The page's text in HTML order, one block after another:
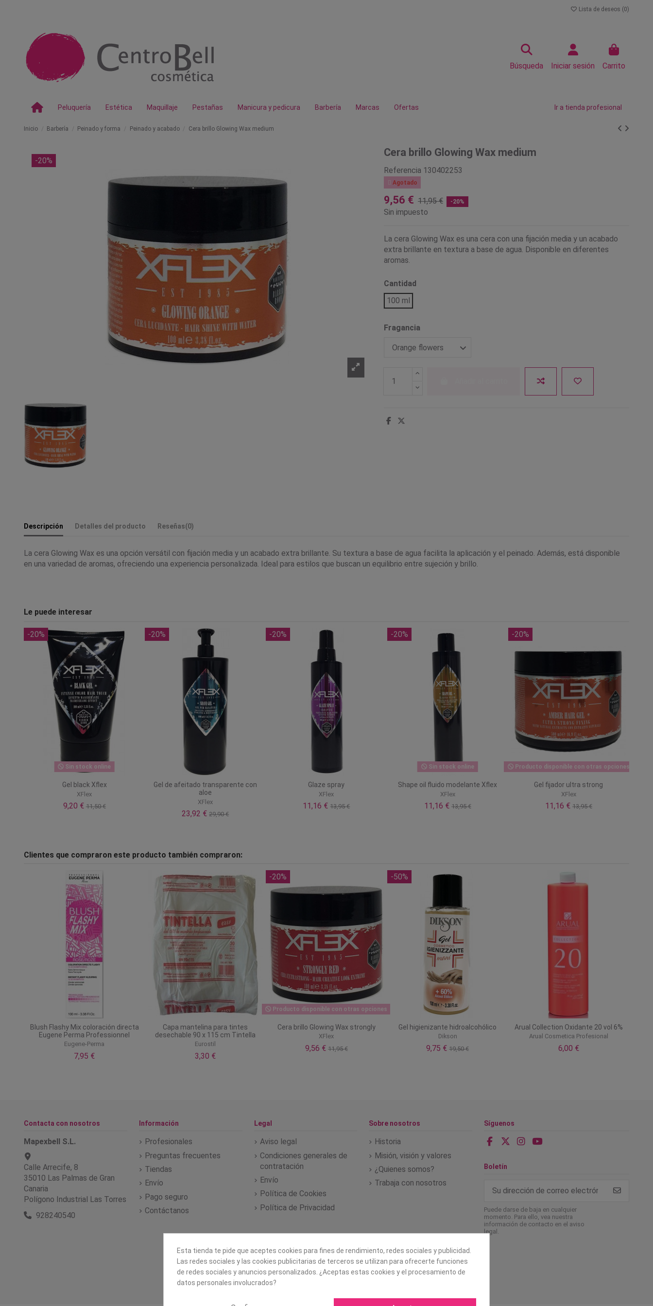
Lista de deseos (0)
Búsqueda Iniciar sesión Carrito
Peluquería Estética Maquillaje Pestañas Manicura y pedicura Barbería Marcas Ofertas Ir a tienda profesional
Inicio Barbería Peinado y forma Peinado y acabado Cera brillo Glowing Wax medium
-20%
Cera brillo Glowing Wax medium
Referencia 130402253
Agotado
9,56 € 11,95 € -20%
Sin impuesto
La cera Glowing Wax es una cera con una fijación media y un acabado
extra brillante en textura a base de agua. Disponible en diferentes
aromas.
Cantidad
100 ml
Fragancia
Descripción Detalles del producto Reseñas(0)
La cera Glowing Wax es una opción versátil con fijación media y un acabado extra brillante. Su textura a base de agua facilita la aplicación y el peinado. Además, está disponible
en una variedad de aromas, ofreciendo una experiencia personalizada. Ideal para estilos que buscan un equilibrio entre sujeción y brillo.
Le puede interesar
-20%
Sin stock online
Gel black Xflex
XFlex
9,20 € 11,50 €
-20%
Gel de afeitado transparente con
aloe
XFlex
23,92 €29,90 €
-20%
Glaze spray
XFlex
11,16 €13,95 €
-20%
Sin stock online
Shape oil fluido modelante Xflex
XFlex
11,16 € 13,95 €
-20%
Producto disponible con otras opciones
Gel fijador ultra strong
XFlex
11,16 € 13,95 €
Clientes que compraron este producto también compraron:
Blush Flashy Mix coloración directa
Eugene Perma Professionnel
Eugene-Perma
7,95 €
Capa mantelina para tintes
desechable 90 x 115 cm Tintella
Eurostil
3,30 €
-20%
Producto disponible con otras opciones
Cera brillo Glowing Wax strongly
XFlex
9,56 € 11,95 €
-50%
Gel higienizante hidroalcohólico
Dikson
9,75 €19,50 €
Arual Collection Oxidante 20 vol 6%
Arual Cosmetica Profesional
6,00 €
Contacta con nosotros
Mapexbell S.L.
Calle Arrecife, 8
35010 Las Palmas de Gran
Canaria
Polígono Industrial Las Torres
928240540
Información
Profesionales
Preguntas frecuentes
Tiendas
Envío
Pago seguro
Contáctanos
Legal
Aviso legal
Condiciones generales de
contratación
Envío
Política de Cookies
Política de Privacidad
Sobre nosotros
Historia
Misión, visión y valores
¿Quienes somos?
Trabaja con nosotros
Síguenos
Boletín
Puede darse de baja en cualquier
momento. Para ello, vea nuestra
información de contacto en el aviso
legal.
Esta tienda te pide que aceptes cookies para fines de rendimiento, redes sociales y publicidad.
Las redes sociales y las cookies publicitarias de terceros se utilizan para ofrecerte funciones
de redes sociales y anuncios personalizados. ¿Aceptas estas cookies y el procesamiento de
datos personales involucrados?